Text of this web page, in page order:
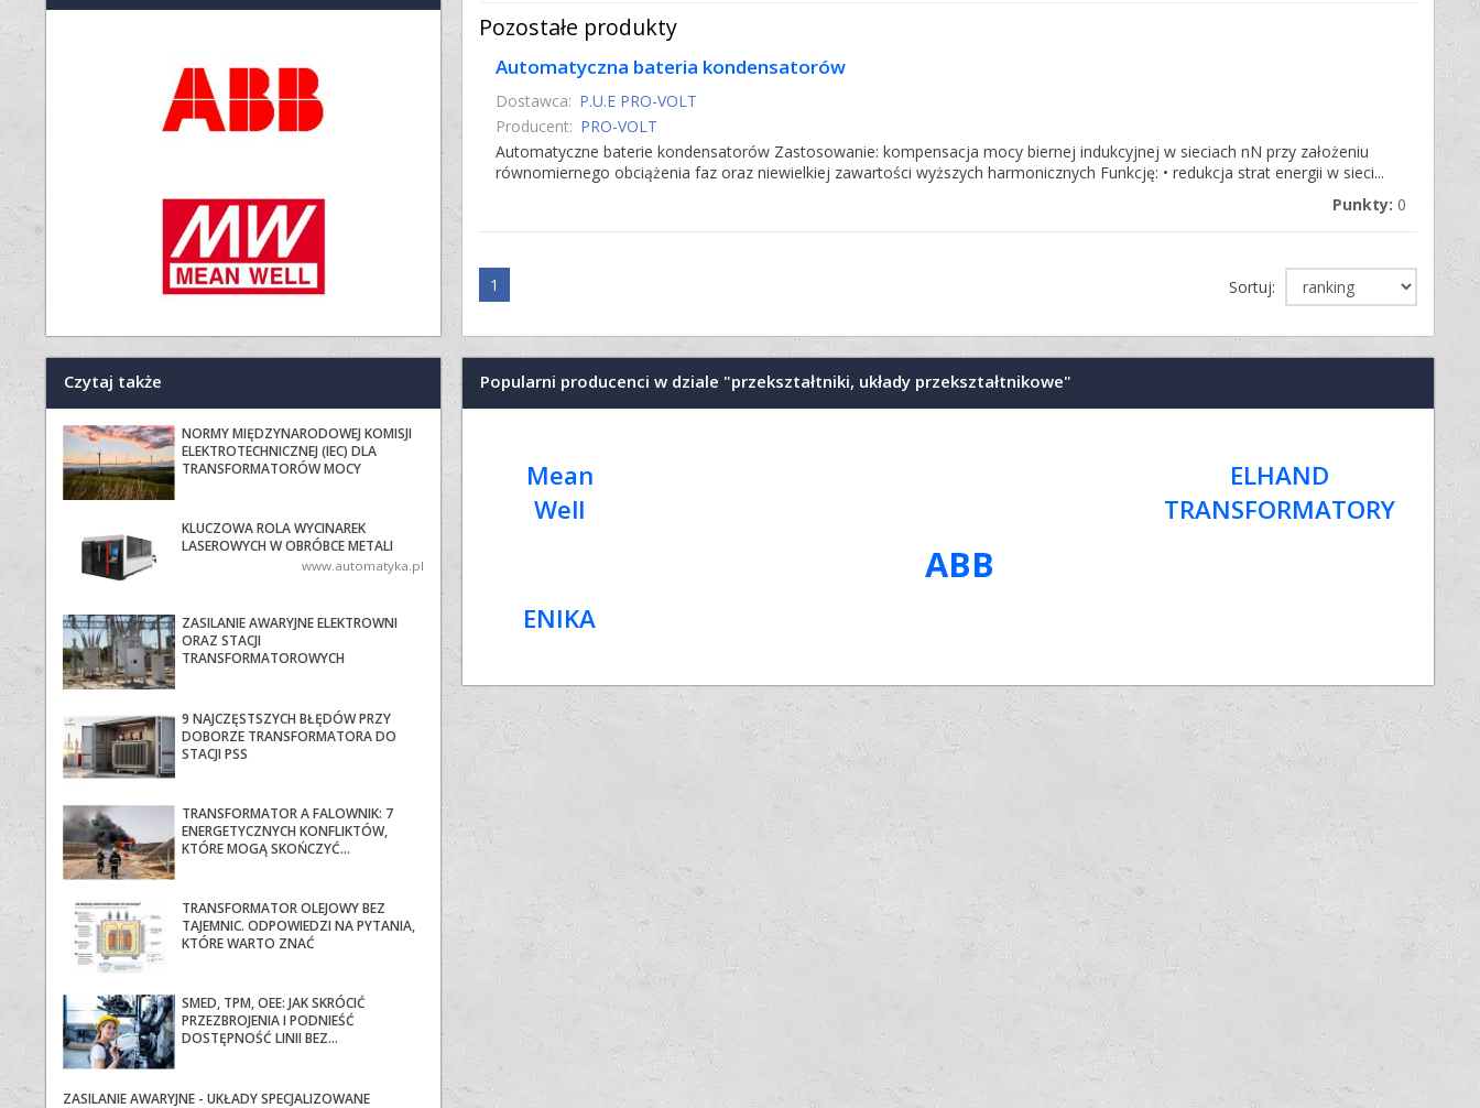
Pozostałe produkty
Automatyczna bateria kondensatorów
Dostawca: P.U.E PRO-VOLT
Producent: PRO-VOLT
Automatyczne baterie kondensatorów Zastosowanie: kompensacja mocy biernej indukcyjnej w sieciach nN przy założeniu
równomiernego obciążenia faz oraz niewielkiej zawartości wyższych harmonicznych Funkcję: • redukcja strat energii w sieci...
Punkty: 0
1 Sortuj:
Popularni producenci w dziale "przekształtniki, układy przekształtnikowe"
ABB
Mean
Well
ELHAND
TRANSFORMATORY
ENIKA
Czytaj także
NORMY MIĘDZYNARODOWEJ KOMISJI
ELEKTROTECHNICZNEJ (IEC) DLA
TRANSFORMATORÓW MOCY
KLUCZOWA ROLA WYCINAREK
LASEROWYCH W OBRÓBCE METALI
www.automatyka.pl
ZASILANIE AWARYJNE ELEKTROWNI
ORAZ STACJI
TRANSFORMATOROWYCH
ZASILANIE AWARYJNE - UKŁADY SPECJALIZOWANE
9 NAJCZĘSTSZYCH BŁĘDÓW PRZY
DOBORZE TRANSFORMATORA DO
STACJI PSS
TRANSFORMATOR A FALOWNIK: 7
ENERGETYCZNYCH KONFLIKTÓW,
KTÓRE MOGĄ SKOŃCZYĆ...
TRANSFORMATOR OLEJOWY BEZ
TAJEMNIC. ODPOWIEDZI NA PYTANIA,
KTÓRE WARTO ZNAĆ
SMED, TPM, OEE: JAK SKRÓCIĆ
PRZEZBROJENIA I PODNIEŚĆ
DOSTĘPNOŚĆ LINII BEZ...